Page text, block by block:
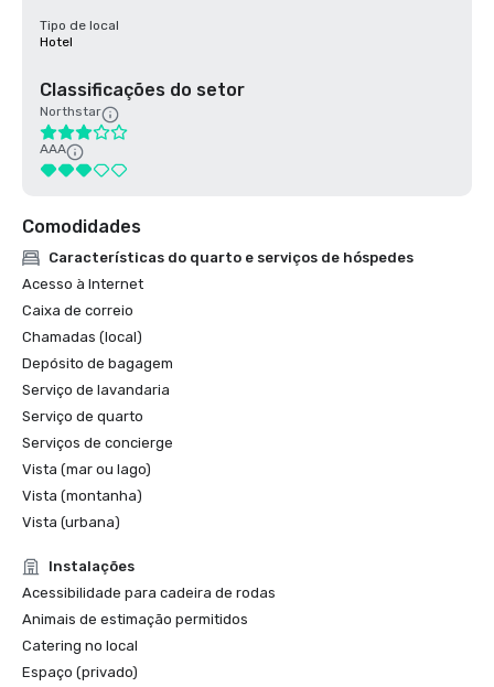
Tipo de local
Hotel
Classificações do setor
Northstar
AAA
Comodidades
Características do quarto e serviços de hóspedes
Acesso à Internet
Caixa de correio
Chamadas (local)
Depósito de bagagem
Serviço de lavandaria
Serviço de quarto
Serviços de concierge
Vista (mar ou lago)
Vista (montanha)
Vista (urbana)
Instalações
Acessibilidade para cadeira de rodas
Animais de estimação permitidos
Catering no local
Espaço (privado)